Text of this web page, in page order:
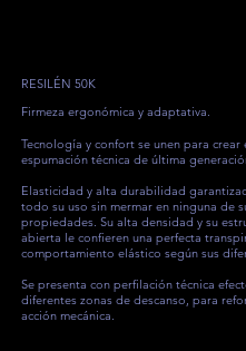
RESILÉN 50K
Firmeza ergonómica y adaptativa.
Tecnología y confort se unen para crear
espumación técnica de última
Elasticidad y alta durabilidad
todo su uso sin mermar en ninguna de
propiedades. Su alta densidad y su
abierta le confieren una perfecta
comportamiento elástico según sus
Se presenta con perfilación técnica
diferentes zonas de descanso, para
acción mecánica.